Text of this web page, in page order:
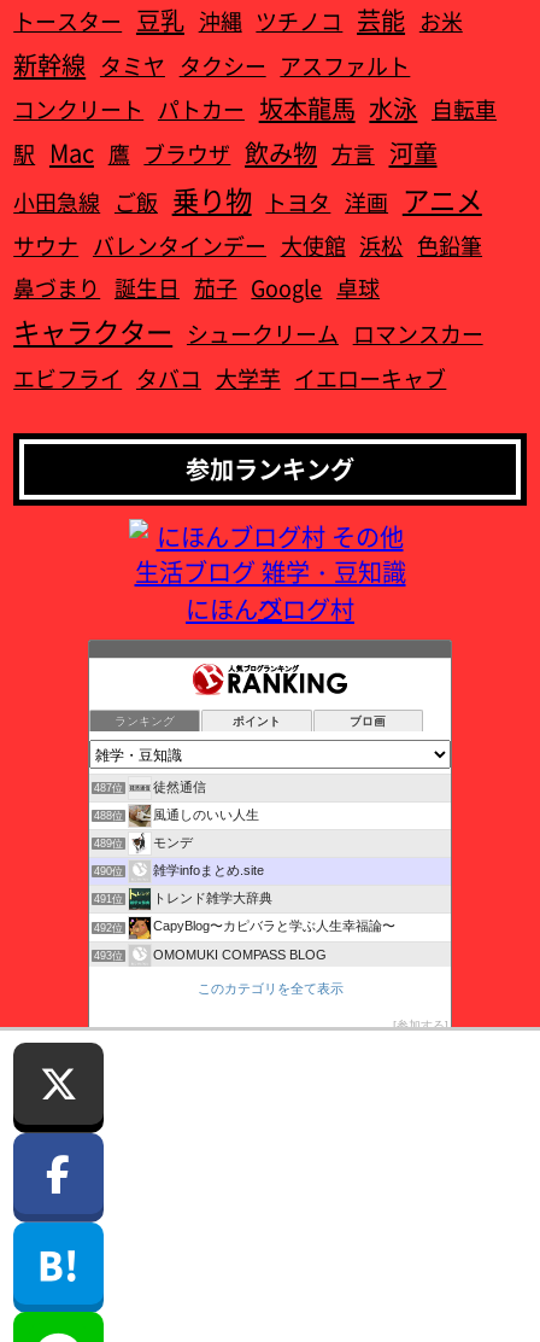
トースター 豆乳 沖縄 ツチノコ 芸能 お米
新幹線 タミヤ タクシー アスファルト
コンクリート
パトカー 坂本龍馬 水泳 自転車
駅 Mac 鷹 ブラウザ 飲み物 方言 河童
小田急線 ご飯 乗り物 トヨタ 洋画 アニメ
サウナ バレンタインデー 大使館 浜松 色鉛筆
鼻づまり 誕生日 茄子 Google 卓球
キャラクター シュークリーム
ロマンスカー
エビフライ
タバコ 大学芋 イエローキャブ
参加ランキング
にほんブログ村
ランキング ポイント ブロ画
タイからの生活情報
485位 幸せの知恵袋
486位 つぶやき日記
487位 徒然通信
488位 風通しのいい人生
489位 モンデ
490位 雑学infoまとめ.site
491位 トレンド雑学大辞典
492位 CapyBlog〜カピバラと学ぶ人生幸福論〜
493位 OMOMUKI COMPASS BLOG
家電のことなら家電男児へ
このカテゴリを全て表示
参加する